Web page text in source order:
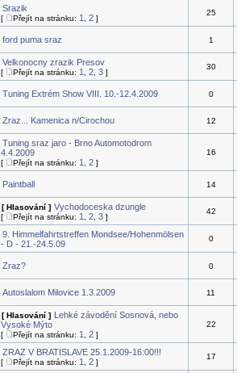
Srazik
[ Přejít na stránku: 1 2 ]
25
ford puma sraz 1
Velkonocny zrazik Presov
[ Přejít na stránku: 1 2 3 ]
30
Tuning Extrém Show VIII. 10.-12.4.2009 0
Zraz... Kamenica n/Cirochou 12
Tuning sraz jaro - Brno Automotodrom
4.4.2009
[ Přejít na stránku: 1 2 ]
16
Paintball 14
[ Hlasování ] Vychodoceska dzungle
[ Přejít na stránku: 1 2 3 ]
42
9. Himmelfahrtstreffen Mondsee/Hohenmölsen
- D - 21.-24.5.09
0
Zraz? 0
Autoslalom Milovice 1.3.2009 11
[ Hlasování ] Lehké závodění Sosnová, nebo
Vysoké Mýto
[ Přejít na stránku: 1 2 ]
22
ZRAZ V BRATISLAVE 25.1.2009-16:00!!!
[ Přejít na stránku: 1 2 ]
17